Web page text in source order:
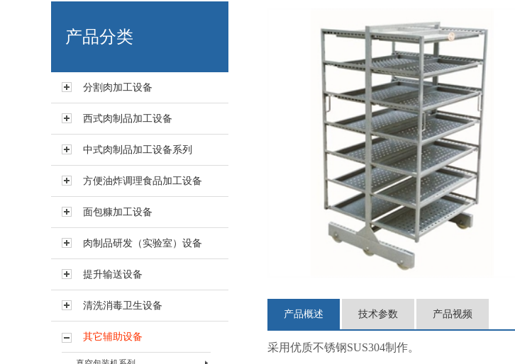
艾博肉类科技（浙江）有限
产品分类
分割肉加工设备
西式肉制品加工设备
中式肉制品加工设备系列
方便油炸调理食品加工设备
面包糠加工设备
肉制品研发（实验室）设备
提升输送设备
清洗消毒卫生设备
其它辅助设备
产品概述 技术参数 产品视频
采用优质不锈钢SUS304制作。